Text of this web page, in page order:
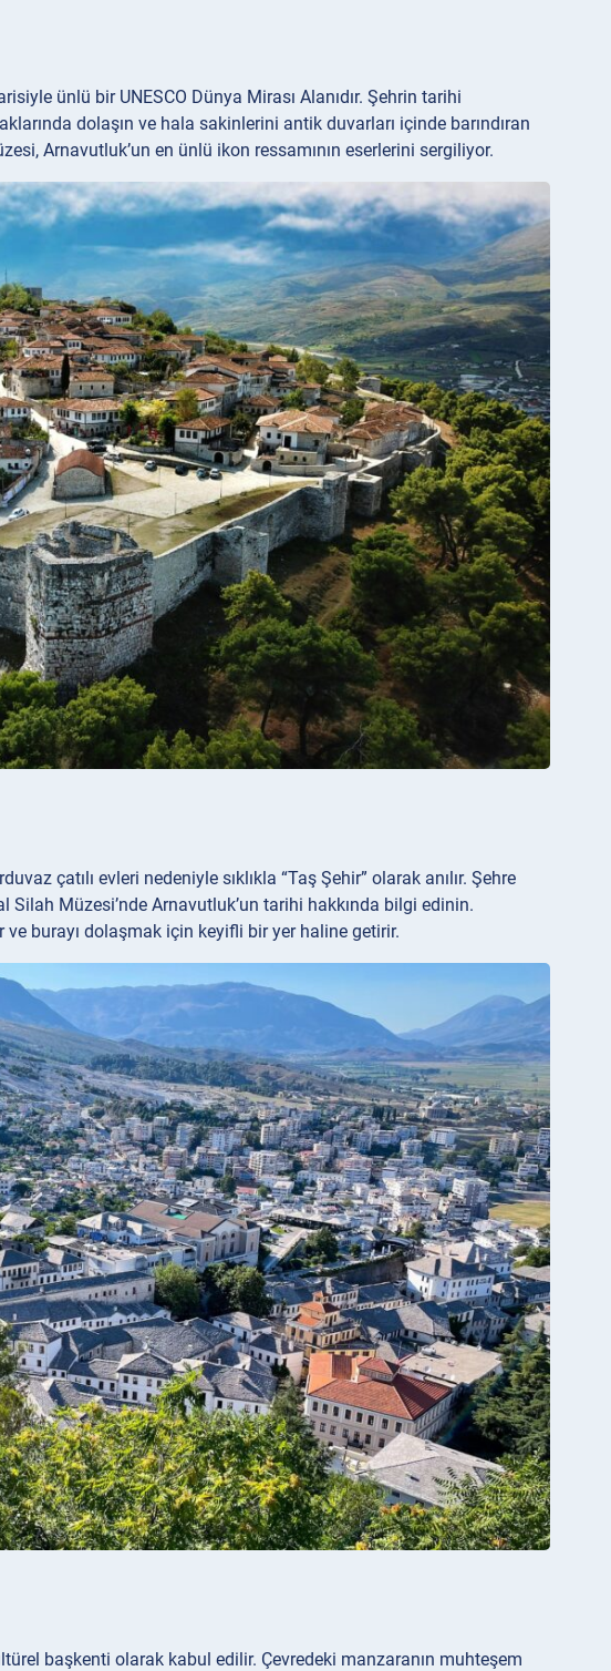
ünlü bir UNESCO Dünya Mirası Alanıdır. Şehrin tarihi
dolaşın ve hala sakinlerini antik duvarları içinde barındıran
Arnavutluk’un en ünlü ikon ressamının eserlerini sergiliyor.
çatılı evleri nedeniyle sıklıkla “Taş Şehir” olarak anılır. Şehre
Müzesi’nde Arnavutluk’un tarihi hakkında bilgi edinin.
ve burayı dolaşmak için keyifli bir yer haline getirir.
başkenti olarak kabul edilir. Çevredeki manzaranın muhteşem